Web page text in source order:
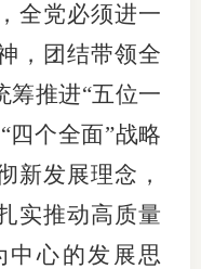
全党必须进一
，团结带领全
筹推进“五位一
四个全面”战略
新发展理念，
实推动高质量
中心的发展思